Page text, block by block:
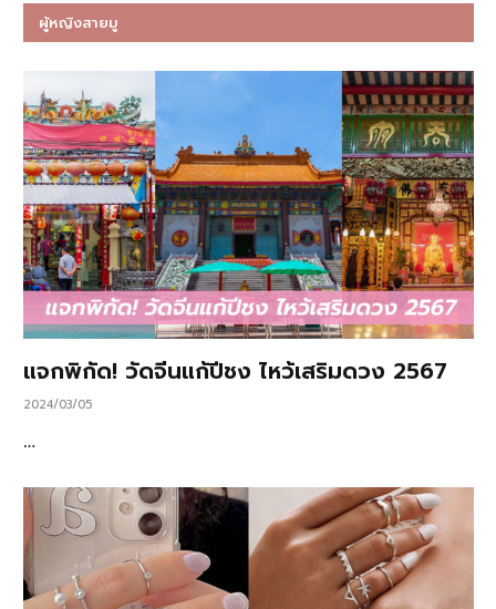
ผู้หญิงสายมู
แจกพิกัด! วัดจีนแก้ปีชง ไหว้เสริมดวง 2567
2024/03/05
…